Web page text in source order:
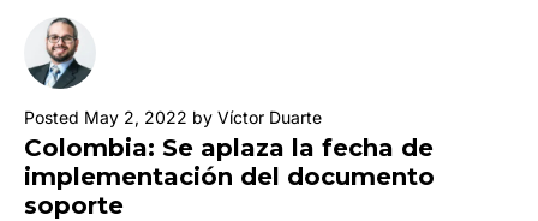
Posted May 2, 2022 by Víctor Duarte
Colombia: Se aplaza la fecha de
implementación del documento
soporte